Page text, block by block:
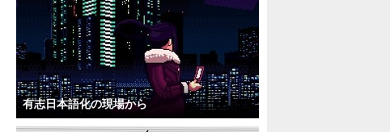
有志日本語化の現場から